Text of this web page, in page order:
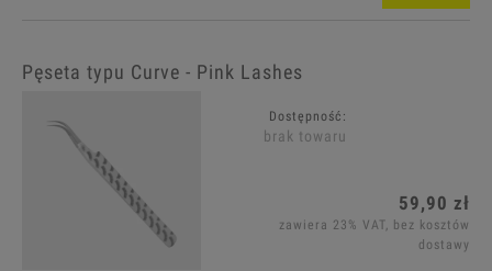
Pęseta typu Curve - Pink Lashes
Dostępność:
brak towaru
59,90 zł
zawiera 23% VAT, bez kosztów
dostawy